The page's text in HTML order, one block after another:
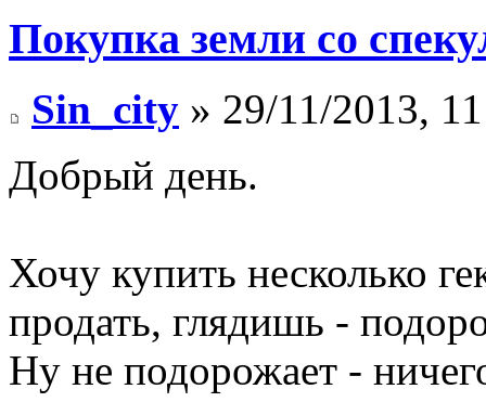
Покупка земли со
Sin_city » 29/11/2013,
Добрый день.
Хочу купить несколько
продать, глядишь -
Ну не подорожает -